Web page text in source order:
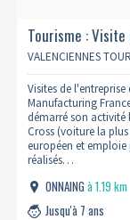
Tourisme :
25/11 (complet)
VALENCIENNES
Visites de
Manufacturing
démarré son activité
Cross (voiture la
européen et emploie
réalisés…
ONNAINGà 1.19 km
Jusqu'à 7 ans